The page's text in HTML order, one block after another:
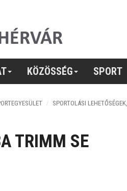
KÖZÖSSÉG SPORT
SPORTOLÁSI
TRIMM SE